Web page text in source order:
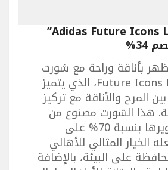
شورت “Adidas Future Icons Logo”
بأناقة وراحة مع شورت
أديداس Future Icons Logo، الذي يتميز
المرح والأناقة مع تركيز
هذا الشورت مصنوع من
مواد معاد تدويرها بنسبة 70% على
الخيار المثالي للأهالي
على البيئة، بالإضافة